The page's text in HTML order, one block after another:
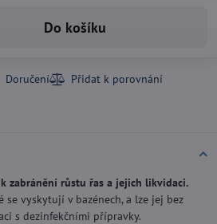
Do košíku
Doručení
zabránění růstu řas a jejich likvidaci.
se vyskytují v bazénech, a lze jej bez
s dezinfekčními přípravky.